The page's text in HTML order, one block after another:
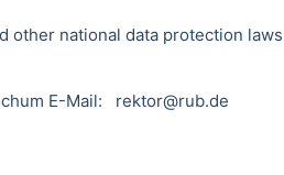
national data protection
E-Mail: rektor@rub.de